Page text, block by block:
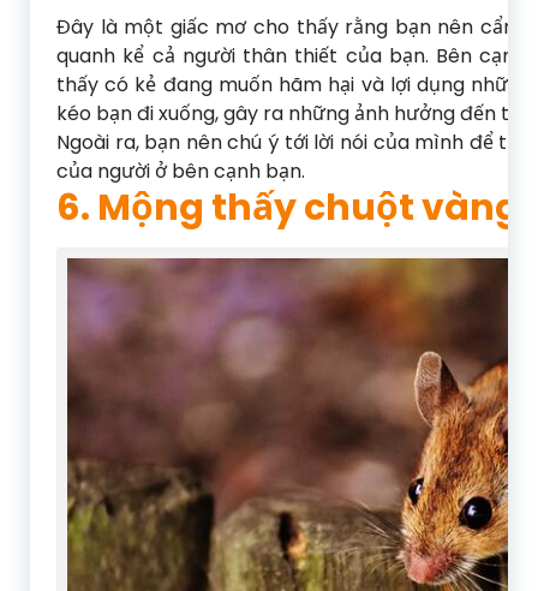
Đây là một giấc mơ cho thấy rằng bạn nên cẩn
quanh kể cả người thân thiết của bạn. Bên
thấy có kẻ đang muốn hãm hại và lợi dụng
kéo bạn đi xuống, gây ra những ảnh hưởng đến
Ngoài ra, bạn nên chú ý tới lời nói của mình để
của người ở bên cạnh bạn.
6. Mộng thấy chuột vàng